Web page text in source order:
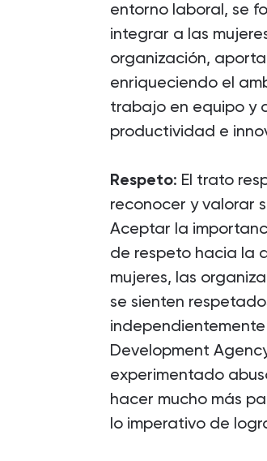
entorno laboral, se
integrar a las
organización,
enriqueciendo el
trabajo en equipo y
productividad e
Respeto: El trato
reconocer y valorar
Aceptar la
de respeto hacia la
mujeres, las
se sienten
Development
experimentado
hacer mucho más
lo imperativo de